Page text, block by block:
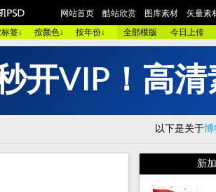
网站首页 酷站欣赏 图库素材
矢量素
签↓ 按颜色↓ 按年份↓ 全部模版 今日上传
欧美酷图 平面设计 艺术摄影 包装设计 时装展示
颜 色 >> 黑色酷站 白色酷站 红色酷站 蓝色酷站
汽车交通 美容化妆
购物商店 网络游戏 个人网站 集团企业 酒店宾馆
数码相机 珠宝首饰
开V P ！ 高清
以下是关于博
新